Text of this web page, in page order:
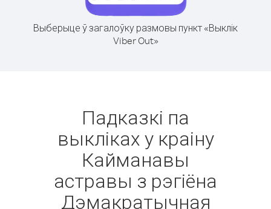
Выберыце ў загалоўку размовы пункт «Выклік
Viber Out»
Падказкі па
выкліках у краіну
Кайманавы
астравы з рэгіёна
Дэмакратычная